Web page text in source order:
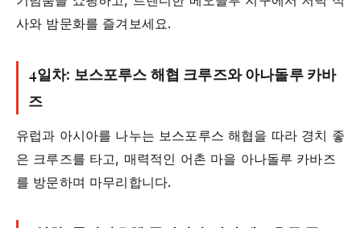
사와 밤문화를 즐겨보세요.
4일차: 보스포루스 해협 크루즈와 아나돌루 카바
즈
유럽과 아시아를 나누는 보스포루스 해협을 따라 경치 좋
은 크루즈를 타고, 매력적인 어촌 마을 아나돌루 카바즈
를 방문하며 마무리합니다.